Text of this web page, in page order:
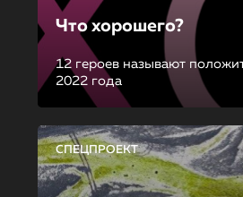
Что хорошего?
12 героев называют
2022 года
СПЕЦПРОЕКТ